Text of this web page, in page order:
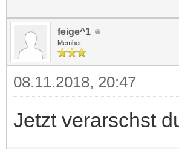
feige^1
Member
08.11.2018, 20:47
Jetzt